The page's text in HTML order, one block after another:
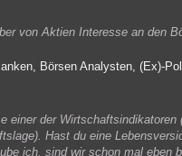
von Aktien Interesse an den
Börsen Analysten, (Ex)-
einer der
Hast du eine
ich, sind wir schon mal eben